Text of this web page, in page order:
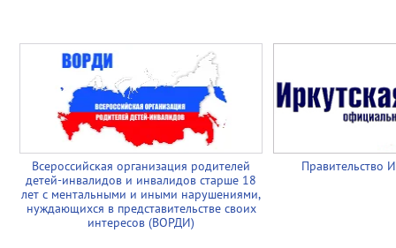
Всероссийская организация родителей
детей-инвалидов и инвалидов старше 18
лет с ментальными и иными нарушениями,
нуждающихся в представительстве своих
интересов (ВОРДИ)
Правительство